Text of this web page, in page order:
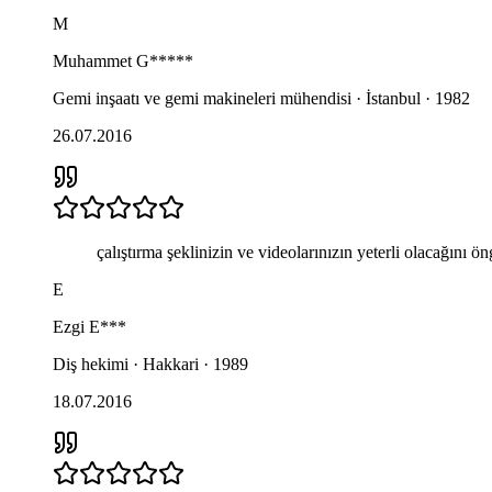
M
Muhammet G*****
Gemi inşaatı ve gemi makineleri mühendisi · İstanbul · 1982
26.07.2016
çalıştırma şeklinizin ve videolarınızın yeterli olacağını
E
Ezgi E***
Diş hekimi · Hakkari · 1989
18.07.2016